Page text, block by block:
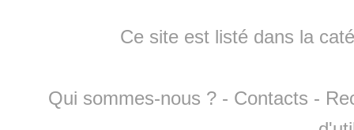
Ce site est listé dans la
Qui sommes-nous ? - Contacts -